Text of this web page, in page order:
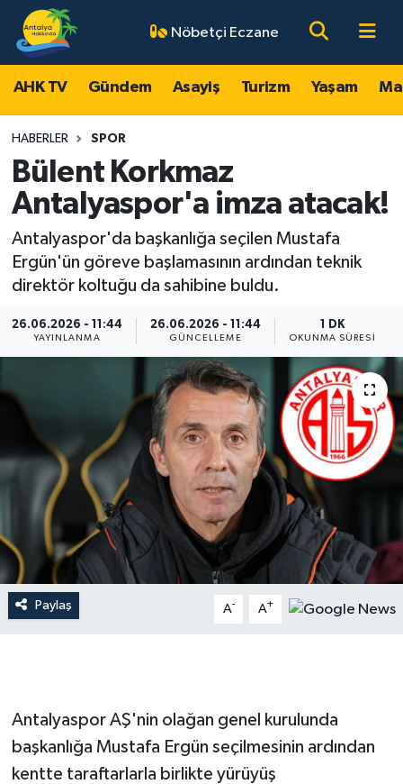
Nöbetçi Eczane
AHK TV Gündem Asayiş Turizm Yaşam
HABERLER SPOR
Bülent Korkmaz
Antalyaspor'a imza atacak!
Antalyaspor'da başkanlığa seçilen Mustafa
Ergün'ün göreve başlamasının ardından teknik
direktör koltuğu da sahibine buldu.
26.06.2026 - 11:44
YAYINLANMA
26.06.2026 - 11:44
GÜNCELLEME
1 DK
OKUNMA SÜRESI
Paylaş A- A+
Antalyaspor AŞ'nin olağan genel kurulunda
başkanlığa Mustafa Ergün seçilmesinin ardından
kentte taraftarlarla birlikte yürüyüş
AHK TV
Gündem
Asayiş
Turizm
Yaşam
Ekonomi
Resmi Reklamlar
Antalya Nöbetçi Eczaneler
Antalya Hava Durumu
Antalya Namaz Vakitleri
Antalya Trafik Yoğunluk Haritası
Süper Lig Puan Durumu ve Fikstür
Tüm Manşetler
Son Dakika Haberleri